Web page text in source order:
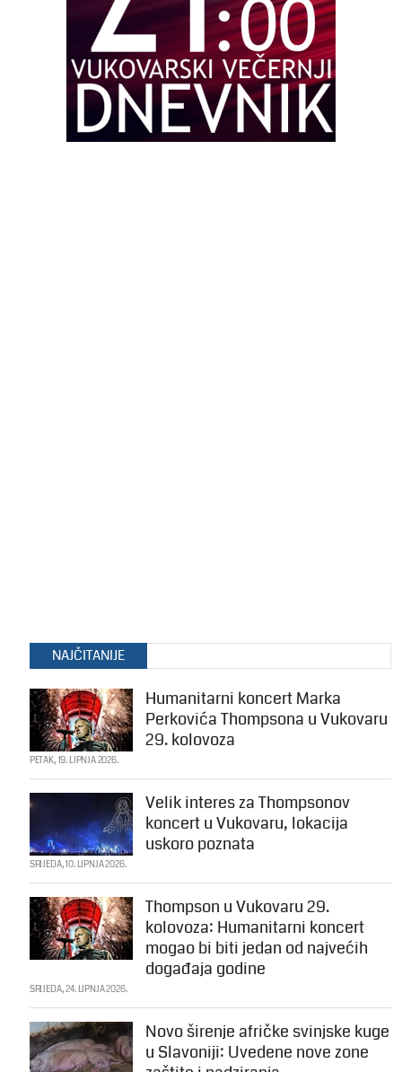
NAJČITANIJE
Humanitarni koncert Marka
Perkovića Thompsona u Vukovaru
29. kolovoza
PETAK, 19. LIPNJA 2026.
Velik interes za Thompsonov
koncert u Vukovaru, lokacija
uskoro poznata
SRIJEDA, 10. LIPNJA 2026.
Thompson u Vukovaru 29.
kolovoza: Humanitarni koncert
mogao bi biti jedan od najvećih
događaja godine
SRIJEDA, 24. LIPNJA 2026.
Novo širenje afričke svinjske kuge
u Slavoniji: Uvedene nove zone